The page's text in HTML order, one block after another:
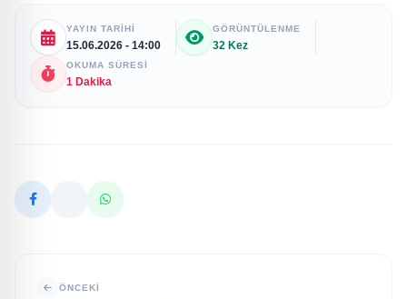
YAYIN TARIHI
15.06.2026 - 14:00
GÖRÜNTÜLENME
32 Kez
OKUMA SÜRESI
1 Dakika
ÖNCEKI